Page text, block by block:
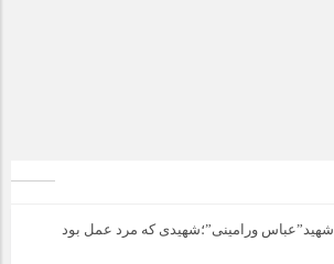
شهید”عباس ورامینی”؛شهیدی که مرد عمل بود